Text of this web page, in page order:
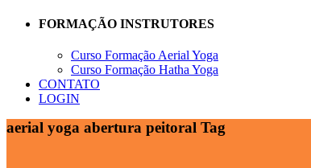
FORMAÇÃO INSTRUTORES
Curso Formação Aerial Yoga
Curso Formação Hatha Yoga
CONTATO
LOGIN
aerial yoga abertura peitoral Tag